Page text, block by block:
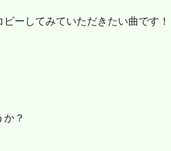
ーしてみていただきたい曲です！
？